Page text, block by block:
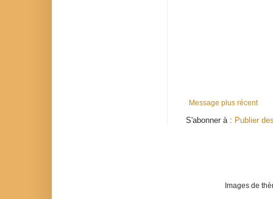
Message plus récent
S'abonner à : Publier
Images de